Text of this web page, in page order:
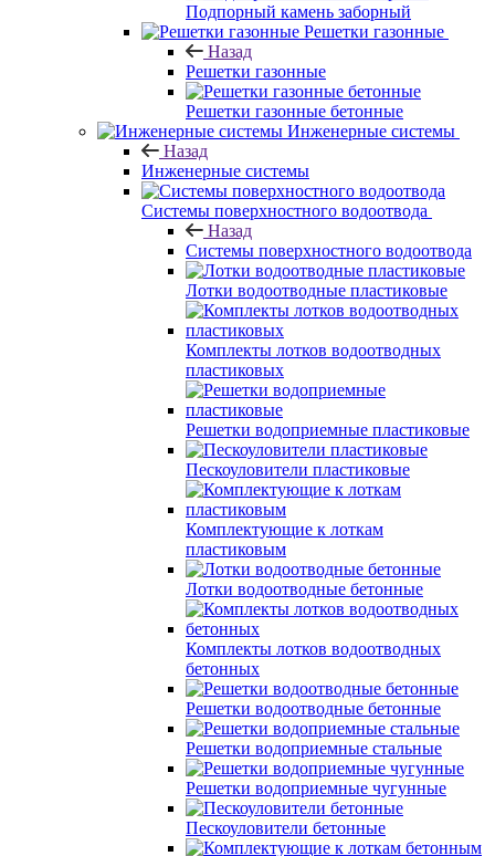
Подпорный камень заборный
Решетки газонные
Назад
Решетки газонные
Решетки газонные бетонные
Инженерные системы
Назад
Инженерные системы
Системы поверхностного водоотвода
Назад
Системы поверхностного водоотвода
Лотки водоотводные пластиковые
Комплекты лотков водоотводных
пластиковых
Решетки водоприемные пластиковые
Пескоуловители пластиковые
Комплектующие к лоткам
пластиковым
Лотки водоотводные бетонные
Комплекты лотков водоотводных
бетонных
Решетки водоотводные бетонные
Решетки водоприемные стальные
Решетки водоприемные чугунные
Пескоуловители бетонные